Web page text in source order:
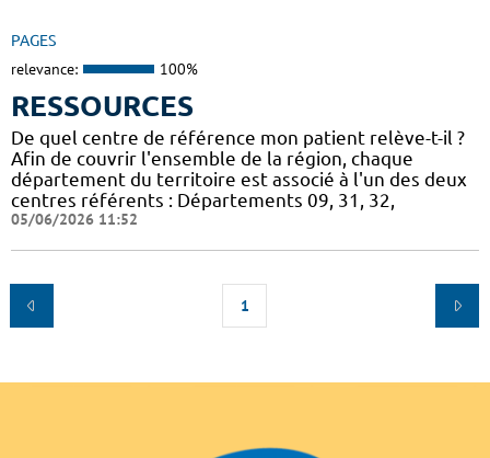
PAGES
relevance: 100%
RESSOURCES
De quel centre de référence mon patient relève-t-il ?
Afin de couvrir l'ensemble de la région, chaque
département du territoire est associé à l'un des deux
centres référents : Départements 09, 31, 32,
05/06/2026 11:52
1